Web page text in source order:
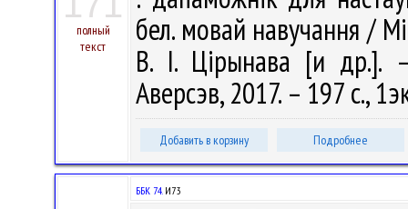
полный
текст
бел. мовай навучання /
В. І. Цірынава [и др.].
Аверсэв, 2017. – 197 с.,
Добавить в корзину Подробнее
ББК 74.И73